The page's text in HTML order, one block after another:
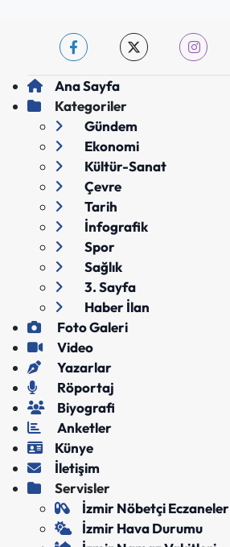
Ana Sayfa
Kategoriler
Gündem
Ekonomi
Kültür-Sanat
Çevre
Tarih
İnfografik
Spor
Sağlık
3. Sayfa
Haber İlan
Foto Galeri
Video
Yazarlar
Röportaj
Biyografi
Anketler
Künye
İletişim
Servisler
İzmir Nöbetçi Eczaneler
İzmir Hava Durumu